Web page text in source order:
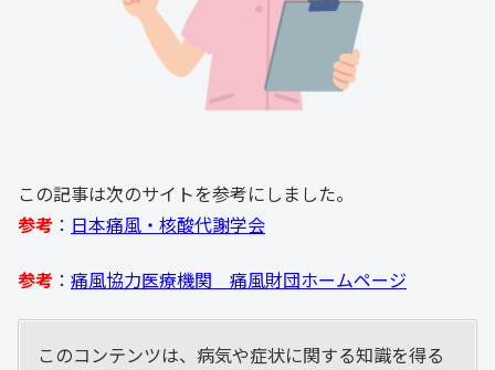
この記事は次のサイトを参考にしました。
参考 ： 日本痛風・核酸代謝学会
参考 ： 痛風協力医療機関 痛風財団ホームページ
このコンテンツは、病気や症状に関する知識を得る